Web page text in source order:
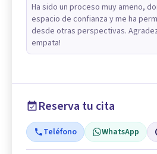
Ha sido un proceso muy ameno,
espacio de confianza y me ha
desde otras perspectivas.
empata!
Reserva tu cita
Teléfono WhatsApp